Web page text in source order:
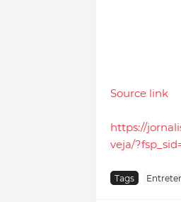
Source link
https://
veja/
Tags